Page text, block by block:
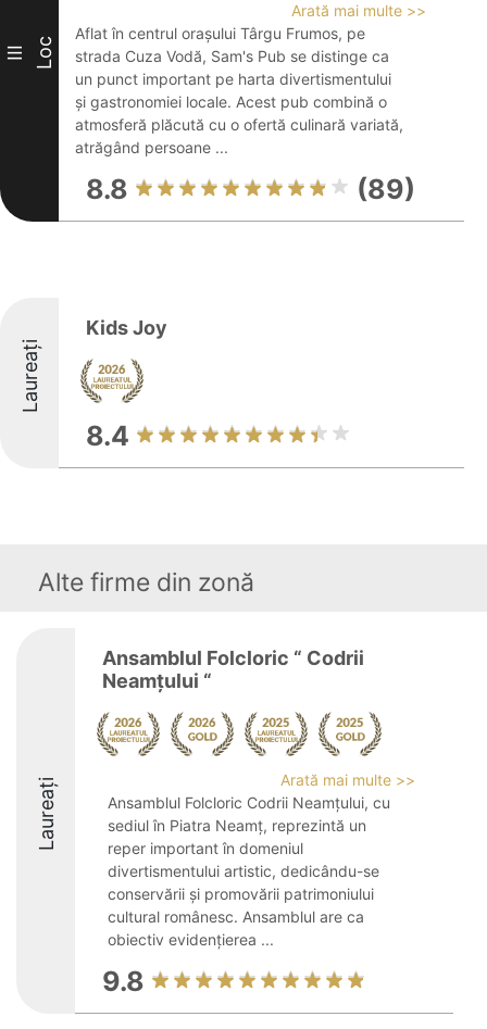
III Loc
Arată mai multe >>
Aflat în centrul orașului Târgu Frumos, pe
strada Cuza Vodă, Sam's Pub se distinge ca
un punct important pe harta divertismentului
și gastronomiei locale. Acest pub combină o
atmosferă plăcută cu o ofertă culinară variată,
atrăgând persoane ...
8.8 (89)
Laureați
Kids Joy
8.4
Alte firme din zonă
Laureați
Ansamblul Folcloric “ Codrii
Neamţului “
Arată mai multe >>
Ansamblul Folcloric Codrii Neamțului, cu
sediul în Piatra Neamț, reprezintă un
reper important în domeniul
divertismentului artistic, dedicându-se
conservării și promovării patrimoniului
cultural românesc. Ansamblul are ca
obiectiv evidențierea ...
9.8